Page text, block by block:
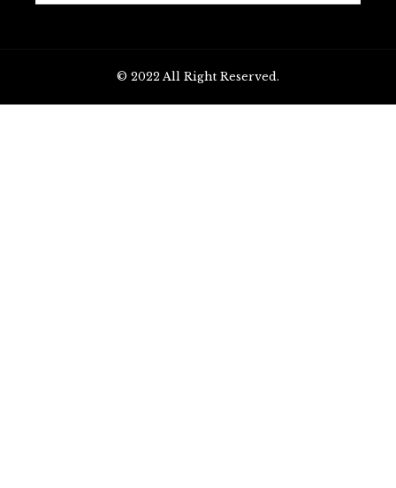
© 2022 All Right Reserved.